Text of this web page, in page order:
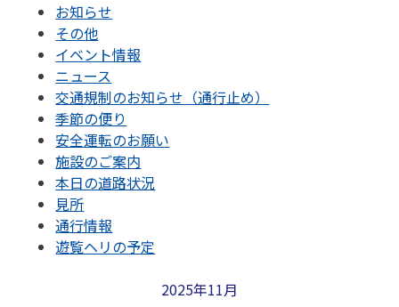
お知らせ
その他
イベント情報
ニュース
交通規制のお知らせ（通行止め）
季節の便り
安全運転のお願い
施設のご案内
本日の道路状況
見所
通行情報
遊覧ヘリの予定
2025年11月